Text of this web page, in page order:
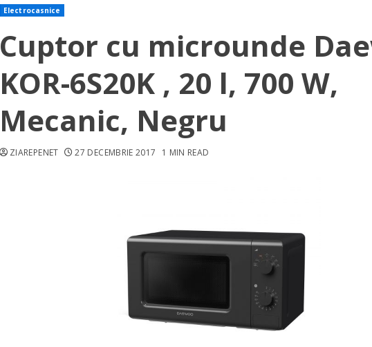
Electrocasnice
Cuptor cu microunde
KOR-6S20K , 20 l, 700 W,
Mecanic, Negru
ZIAREPENET 27 DECEMBRIE 2017 1 MIN READ